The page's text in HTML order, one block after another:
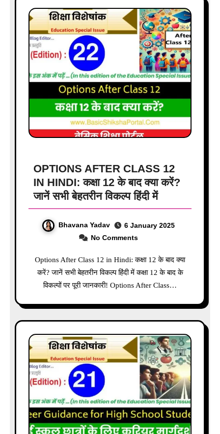
OPTIONS AFTER CLASS 12
IN HINDI: कक्षा 12 के बाद क्या करें?
जानें सभी बेहतरीन विकल्प हिंदी में
Bhavana Yadav
6 January 2025
No Comments
Options After Class 12 in Hindi: कक्षा 12 के बाद क्या
करें? जानें सभी बेहतरीन विकल्प हिंदी में कक्षा 12 के बाद के
विकल्पों पर पूरी जानकारी! Options After Class…